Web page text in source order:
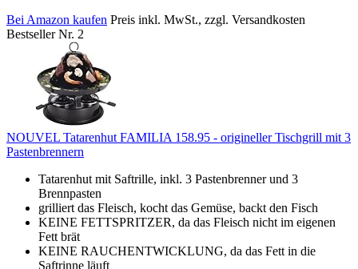
Bei Amazon kaufen Preis inkl. MwSt., zzgl. Versandkosten
Bestseller Nr. 2
NOUVEL Tatarenhut FAMILIA 158.95 - origineller Tischgrill mit 3
Pastenbrennern
Tatarenhut mit Saftrille, inkl. 3 Pastenbrenner und 3
Brennpasten
grilliert das Fleisch, kocht das Gemüse, backt den Fisch
KEINE FETTSPRITZER, da das Fleisch nicht im eigenen
Fett brät
KEINE RAUCHENTWICKLUNG, da das Fett in die
Saftrinne läuft